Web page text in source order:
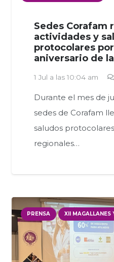
Sedes Corafam
actividades y
protocolares por
aniversario de
1 Jul a las 10:04 am
Durante el mes de
sedes de Corafam
saludos
regionales…
PRENSA XII MAGALLANES